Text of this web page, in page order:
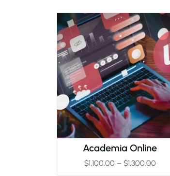
Academia Online
$1,100.00 – $1,300.00